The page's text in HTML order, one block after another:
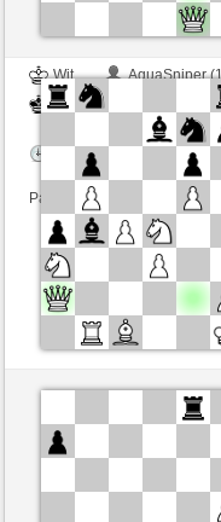
Wit
AquaSniper
Zwart
VITORIA
Speelduur: 5 minutes/
Partij telt mee voor de ranglijst
Zwart
Botabota
VITORIA
Speelduur: 10 minutes/
Partij telt mee voor de